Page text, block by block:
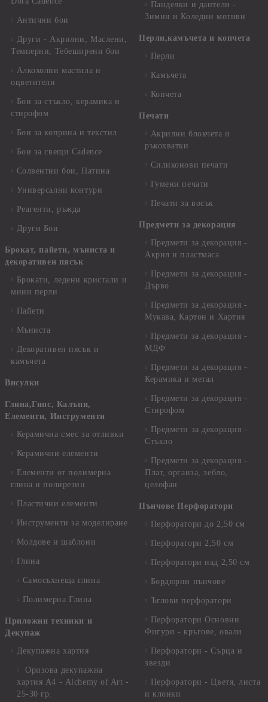
Антични бои
Други - Акрилни, Маслени,
Темперни, Тебеширени бои
Алкохолни мастила и
оцветители
Бои за стъкло, керамика и
стирофом
Бои за коприна и текстил
Бои за свещи Cadence
Солвентни бои, Патина
Универсални контури
Реагенти, ръжда
Други Бои
Брокат, пайети, мъниста и
декоративен пясък
Брокати, ледени кристали и
мини перли
Пайети
Мъниста
Декоративен пясък и
камъчета
Висулки
Глина,Гипс, Калъпи,
Елементи, Инструменти
Керамична смес за отливки
Керамични елементи
Елементи от полимерна
глина и полирезин
Пластични елементи
Инструменти за моделиране
Молдове и шаблони
Глина
Самосъхнеща глина
Полимерна Глина
Приложни техники и
Декупаж
Декупажна хартия
Оризова декупажна
хартия А4 - Alchemy of Art -
25-30 гр.
Панделки и дантели -
Зимни и Коледни мотиви
Перли,камъчета и копчета
Перли
Камъчета
Копчета
Печати
Акрилни блокчета и
ръкохватки
Силиконови печати
Гумени печати
Печати за восък
Предмети за декорация
Предмети за декорация -
Акрил и пластмаса
Предмети за декорация -
Дърво
Предмети за декорация -
Мукава, Картон и Хартия
Предмети за декорация -
МДФ
Предмети за декорация -
Керамика и метал
Предмети за декорация -
Стирофом
Предмети за декорация -
Стъкло
Предмети за декорация -
Плат, органза, зебло,
целофан
Пънчове Перфоратори
Перфоратори до 2,50 см
Перфоратори 2,50 см
Перфоратори над 2,50 см
Бордюрни пънчове
Ъглови перфоратори
Перфоратори Основни
Фигури - кръгове, овали
Перфоратори - Сърца и
звезди
Перфоратори - Цветя, листа
и клонки